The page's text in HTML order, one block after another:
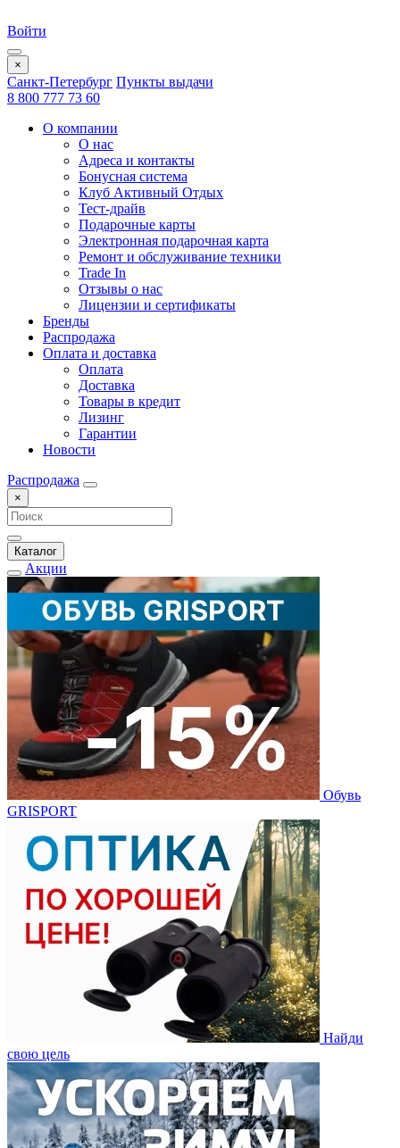
Войти
×
Санкт-Петербург Пункты выдачи
8 800 777 73 60
О компании
О нас
Адреса и контакты
Бонусная система
Клуб Активный Отдых
Тест-драйв
Подарочные карты
Электронная подарочная карта
Ремонт и обслуживание техники
Trade In
Отзывы о нас
Лицензии и сертификаты
Бренды
Распродажа
Оплата и доставка
Оплата
Доставка
Товары в кредит
Лизинг
Гарантии
Новости
Распродажа
×
Каталог
Акции
Обувь
GRISPORT
Найди
свою цель